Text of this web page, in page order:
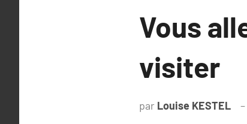
Vous
visiter
par Louise KESTEL